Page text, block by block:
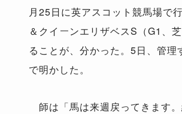
月25日に英アスコット競馬場で
＆クイーンエリザベスS（G1、
ることが、分かった。5日、管
で明かした。
師は「馬は来週戻ってきます